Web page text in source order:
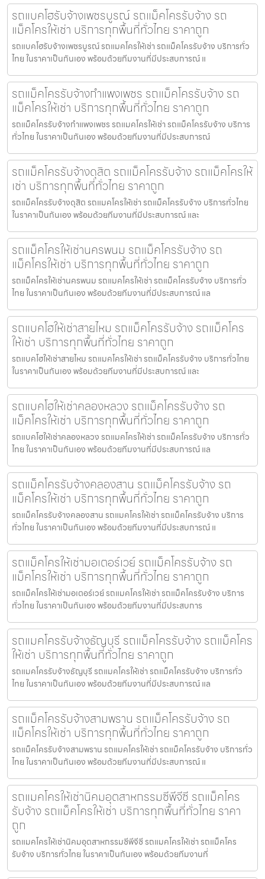
รถแบคโฮรับจ้างเพชรบูรณ์ รถแม็คโครรับจ้าง รถ
แม็คโครให้เช่า บริการทุกพื้นที่ทั่วไทย ราคาถูก
รถแบคโฮรับจ้างเพชรบูรณ์ รถแมคโครให้เช่า รถแม็คโครรับจ้าง บริการทั่ว
ไทย ในราคาเป็นกันเอง พร้อมด้วยทีมงานที่มีประสบการณ์ แ
รถแม็คโครรับจ้างกำแพงเพชร รถแม็คโครรับจ้าง รถ
แม็คโครให้เช่า บริการทุกพื้นที่ทั่วไทย ราคาถูก
รถแม็คโครรับจ้างกำแพงเพชร รถแมคโครให้เช่า รถแม็คโครรับจ้าง บริการ
ทั่วไทย ในราคาเป็นกันเอง พร้อมด้วยทีมงานที่มีประสบการณ์
รถแม็คโครรับจ้างดุสิต รถแม็คโครรับจ้าง รถแม็คโครให้
เช่า บริการทุกพื้นที่ทั่วไทย ราคาถูก
รถแม็คโครรับจ้างดุสิต รถแมคโครให้เช่า รถแม็คโครรับจ้าง บริการทั่วไทย
ในราคาเป็นกันเอง พร้อมด้วยทีมงานที่มีประสบการณ์ และ
รถแม็คโครให้เช่านครพนม รถแม็คโครรับจ้าง รถ
แม็คโครให้เช่า บริการทุกพื้นที่ทั่วไทย ราคาถูก
รถแม็คโครให้เช่านครพนม รถแมคโครให้เช่า รถแม็คโครรับจ้าง บริการทั่ว
ไทย ในราคาเป็นกันเอง พร้อมด้วยทีมงานที่มีประสบการณ์ แล
รถแบคโฮให้เช่าสายไหม รถแม็คโครรับจ้าง รถแม็คโคร
ให้เช่า บริการทุกพื้นที่ทั่วไทย ราคาถูก
รถแบคโฮให้เช่าสายไหม รถแมคโครให้เช่า รถแม็คโครรับจ้าง บริการทั่วไทย
ในราคาเป็นกันเอง พร้อมด้วยทีมงานที่มีประสบการณ์ และ
รถแบคโฮให้เช่าคลองหลวง รถแม็คโครรับจ้าง รถ
แม็คโครให้เช่า บริการทุกพื้นที่ทั่วไทย ราคาถูก
รถแบคโฮให้เช่าคลองหลวง รถแมคโครให้เช่า รถแม็คโครรับจ้าง บริการทั่ว
ไทย ในราคาเป็นกันเอง พร้อมด้วยทีมงานที่มีประสบการณ์ แล
รถแม็คโครรับจ้างคลองสาน รถแม็คโครรับจ้าง รถ
แม็คโครให้เช่า บริการทุกพื้นที่ทั่วไทย ราคาถูก
รถแม็คโครรับจ้างคลองสาน รถแมคโครให้เช่า รถแม็คโครรับจ้าง บริการ
ทั่วไทย ในราคาเป็นกันเอง พร้อมด้วยทีมงานที่มีประสบการณ์ แ
รถแม็คโครให้เช่ามอเตอร์เวย์ รถแม็คโครรับจ้าง รถ
แม็คโครให้เช่า บริการทุกพื้นที่ทั่วไทย ราคาถูก
รถแม็คโครให้เช่ามอเตอร์เวย์ รถแมคโครให้เช่า รถแม็คโครรับจ้าง บริการ
ทั่วไทย ในราคาเป็นกันเอง พร้อมด้วยทีมงานที่มีประสบการ
รถแมคโครรับจ้างธัญบุรี รถแม็คโครรับจ้าง รถแม็คโคร
ให้เช่า บริการทุกพื้นที่ทั่วไทย ราคาถูก
รถแมคโครรับจ้างธัญบุรี รถแมคโครให้เช่า รถแม็คโครรับจ้าง บริการทั่ว
ไทย ในราคาเป็นกันเอง พร้อมด้วยทีมงานที่มีประสบการณ์ แล
รถแม็คโครรับจ้างสามพราน รถแม็คโครรับจ้าง รถ
แม็คโครให้เช่า บริการทุกพื้นที่ทั่วไทย ราคาถูก
รถแม็คโครรับจ้างสามพราน รถแมคโครให้เช่า รถแม็คโครรับจ้าง บริการทั่ว
ไทย ในราคาเป็นกันเอง พร้อมด้วยทีมงานที่มีประสบการณ์ แ
รถแมคโครให้เช่านิคมอุตสาหกรรมซีพีจีซี รถแม็คโคร
รับจ้าง รถแม็คโครให้เช่า บริการทุกพื้นที่ทั่วไทย ราคา
ถูก
รถแมคโครให้เช่านิคมอุตสาหกรรมซีพีจีซี รถแมคโครให้เช่า รถแม็คโคร
รับจ้าง บริการทั่วไทย ในราคาเป็นกันเอง พร้อมด้วยทีมงานที่